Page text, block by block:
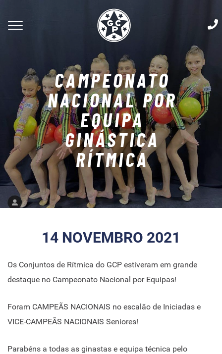
CAMPEONATO
NACIONAL POR
EQUIPA
GINÁSTICA
RÍTMICA
14 NOVEMBRO 2021
Os Conjuntos de Rítmica do GCP estiveram em grande
destaque no Campeonato Nacional por Equipas!
Foram CAMPEÃS NACIONAIS no escalão de Iniciadas e
VICE-CAMPEÃS NACIONAIS Seniores!
Parabéns a todas as ginastas e equipa técnica pelo